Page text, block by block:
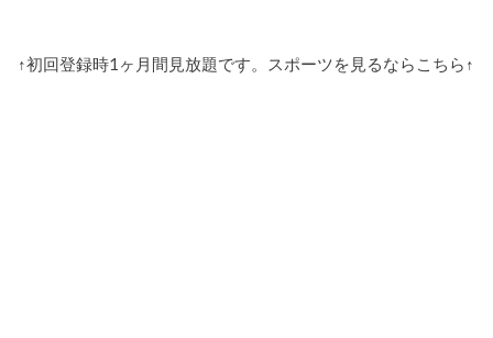
↑初回登録時1ヶ月間見放題です。スポーツを見るならこちら↑